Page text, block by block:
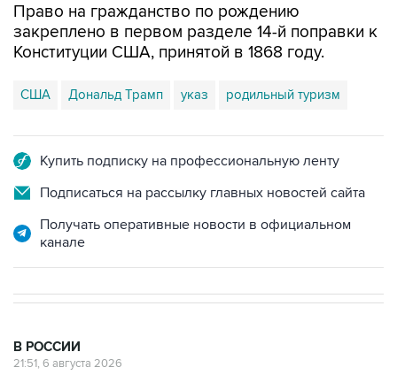
Право на гражданство по рождению
закреплено в первом разделе 14-й поправки к
Конституции США, принятой в 1868 году.
США Дональд Трамп указ родильный туризм
Купить подписку на профессиональную ленту
Подписаться на рассылку главных новостей сайта
Получать оперативные новости в официальном
канале
В РОССИИ
21:51, 6 августа 2026